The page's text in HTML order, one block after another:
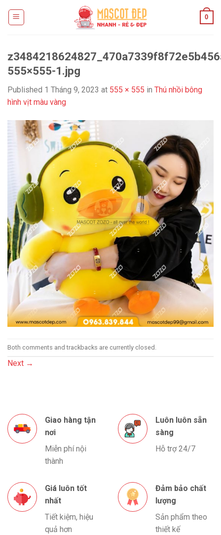
0
555×555-1.jpg
Published 1 Tháng 9, 2023 at 555 × 555 in Thú nhồi bông
hình vịt màu vàng
Both comments and trackbacks are currently closed.
Next →
Giao hàng tận
nơi
Miễn phí nội
thành
Luôn luôn sẵn
sàng
Hỗ trợ 24/7
Giá luôn tốt
nhất
Tiết kiệm, hiệu
quả hơn
Đảm bảo chất
lượng
Sản phẩm theo
thiết kế